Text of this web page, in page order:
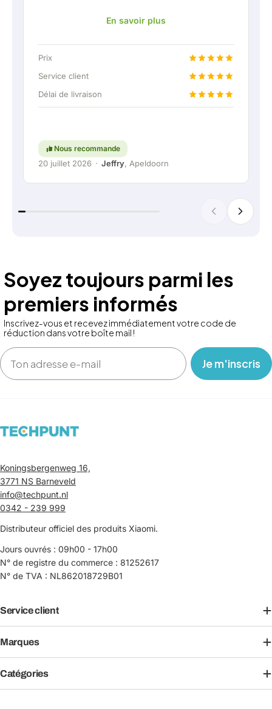
en tant que client. Rico m'a tenu bien informé de
partagée. Après avoir convenu de la livraison, on
m'a même proposé gratuitement une connexion
fixe pour pouvoir raccorder la batterie
super, évidemment. En bref : une entreprise très
En savoir plus
Prix
Service client
Délai de livraison
Nous recommande
20 juillet 2026 · Jeffry, Apeldoorn
Soyez toujours parmi les
premiers informés
Inscrivez-vous et recevez immédiatement votre code de
réduction dans votre boîte mail !
Email
‎ ‎ ‎ Je m'inscris ‎ ‎ ‎
Koningsbergenweg 16,
3771 NS Barneveld
info@techpunt.nl
0342 - 239 999
Distributeur officiel des produits Xiaomi.
Jours ouvrés : 09h00 - 17h00
N° de registre du commerce : 81252617
N° de TVA : NL862018729B01
Service client
Marques
Catégories